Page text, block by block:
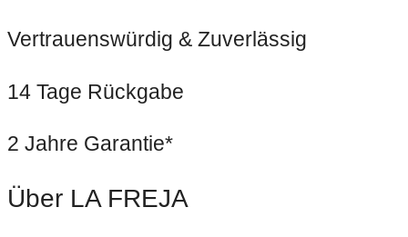
Vertrauenswürdig & Zuverlässig
14 Tage Rückgabe
2 Jahre Garantie*
Über LA FREJA